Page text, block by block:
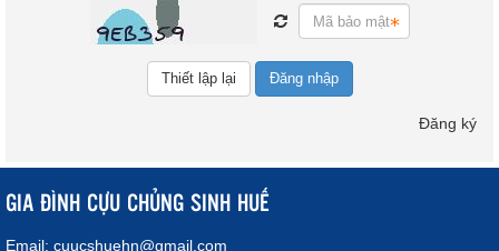
Đăng nhập
Đăng ký
GIA ĐÌNH CỰU CHỦNG SINH HUẾ
Email: cuucshuehn@gmail.com